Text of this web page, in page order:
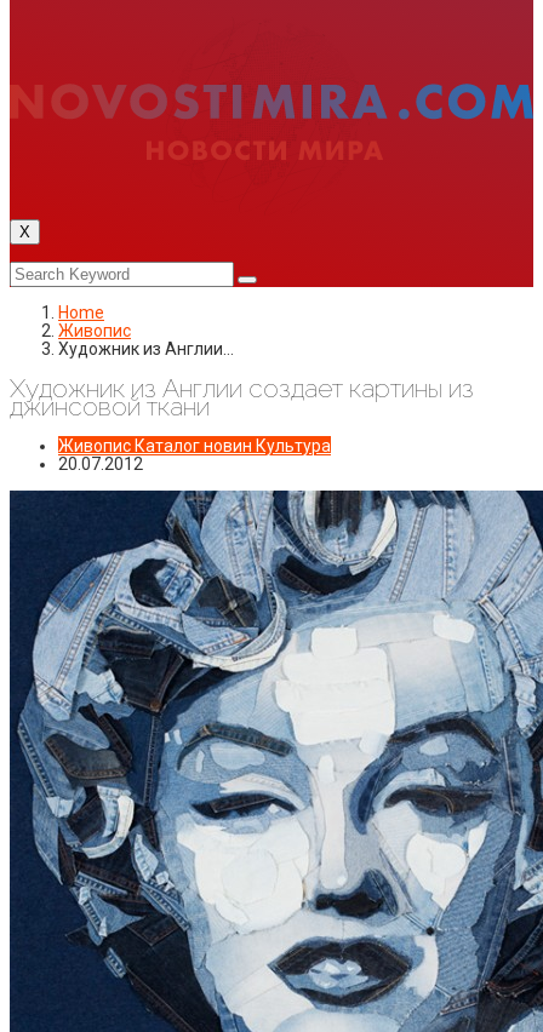
X
Home
Живопис
Художник из Англии…
Художник из Англии создает картины из
джинсовой ткани
ЖивописКаталог новин Культура
20.07.2012